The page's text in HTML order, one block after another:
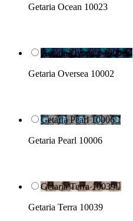
Getaria Ocean 10023
Getaria Oversea 10002
Getaria Oversea 10002
Getaria Pearl 10006
Getaria Pearl 10006
Getaria Terra 10039
Getaria Terra 10039